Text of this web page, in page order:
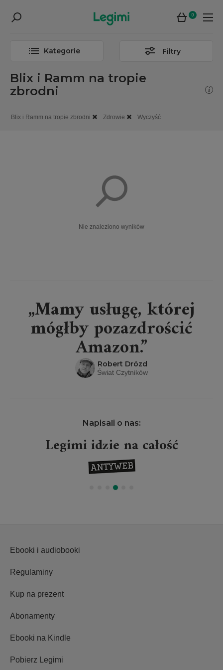
0
Kategorie Filtry
Blix i Ramm na tropie
zbrodni
Blix i Ramm na tropie zbrodni Zdrowie Wyczyść
Nie znaleziono wyników
„Mamy usługę, której
mógłby pozazdrościć
Amazon.”
Robert Drózd
Świat Czytników
Napisali o nas:
Legimi idzie na całość
Ebooki i audiobooki
Regulaminy
Kup na prezent
Abonamenty
Ebooki na Kindle
Pobierz Legimi